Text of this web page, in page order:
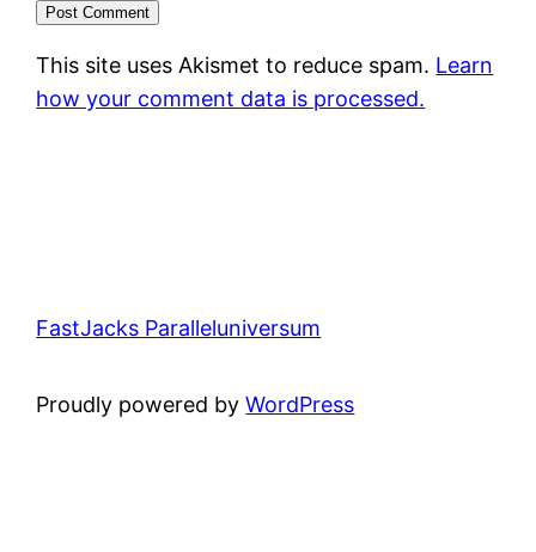
This site uses Akismet to reduce spam. Learn
how your comment data is processed.
FastJacks Paralleluniversum
Proudly powered byWordPress